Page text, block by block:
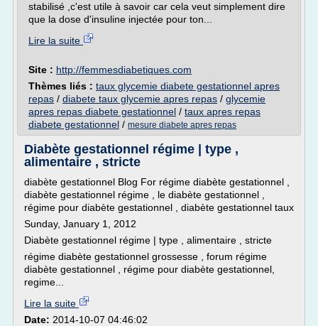
stabilisé ,c'est utile à savoir car cela veut simplement dire
que la dose d'insuline injectée pour ton...
Lire la suite
Site : http://femmesdiabetiques.com
Thèmes liés : taux glycemie diabete gestationnel apres
repas / diabete taux glycemie apres repas / glycemie
apres repas diabete gestationnel / taux apres repas
diabete gestationnel / mesure diabete apres repas
Diabète gestationnel régime | type ,
alimentaire , stricte
diabète gestationnel Blog For régime diabète gestationnel ,
diabète gestationnel régime , le diabète gestationnel ,
régime pour diabète gestationnel , diabète gestationnel taux
Sunday, January 1, 2012
Diabète gestationnel régime | type , alimentaire , stricte
régime diabète gestationnel grossesse , forum régime
diabète gestationnel , régime pour diabète gestationnel,
regime...
Lire la suite
Date: 2014-10-07 04:46:02